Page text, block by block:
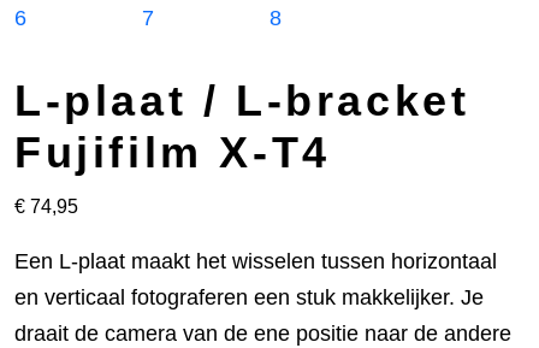
L-plaat / L-bracket
Fujifilm X-T4
€ 74,95
Een L-plaat maakt het wisselen tussen horizontaal
en verticaal fotograferen een stuk makkelijker. Je
draait de camera van de ene positie naar de andere